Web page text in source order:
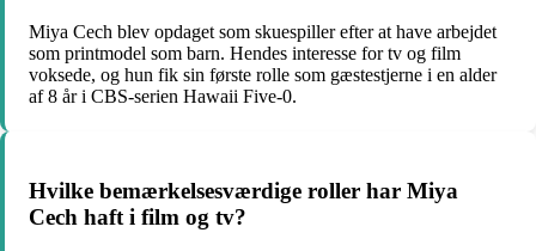
Miya Cech blev opdaget som skuespiller efter at have arbejdet
som printmodel som barn. Hendes interesse for tv og film
voksede, og hun fik sin første rolle som gæstestjerne i en alder
af 8 år i CBS-serien Hawaii Five-0.
Hvilke bemærkelsesværdige roller har Miya
Cech haft i film og tv?